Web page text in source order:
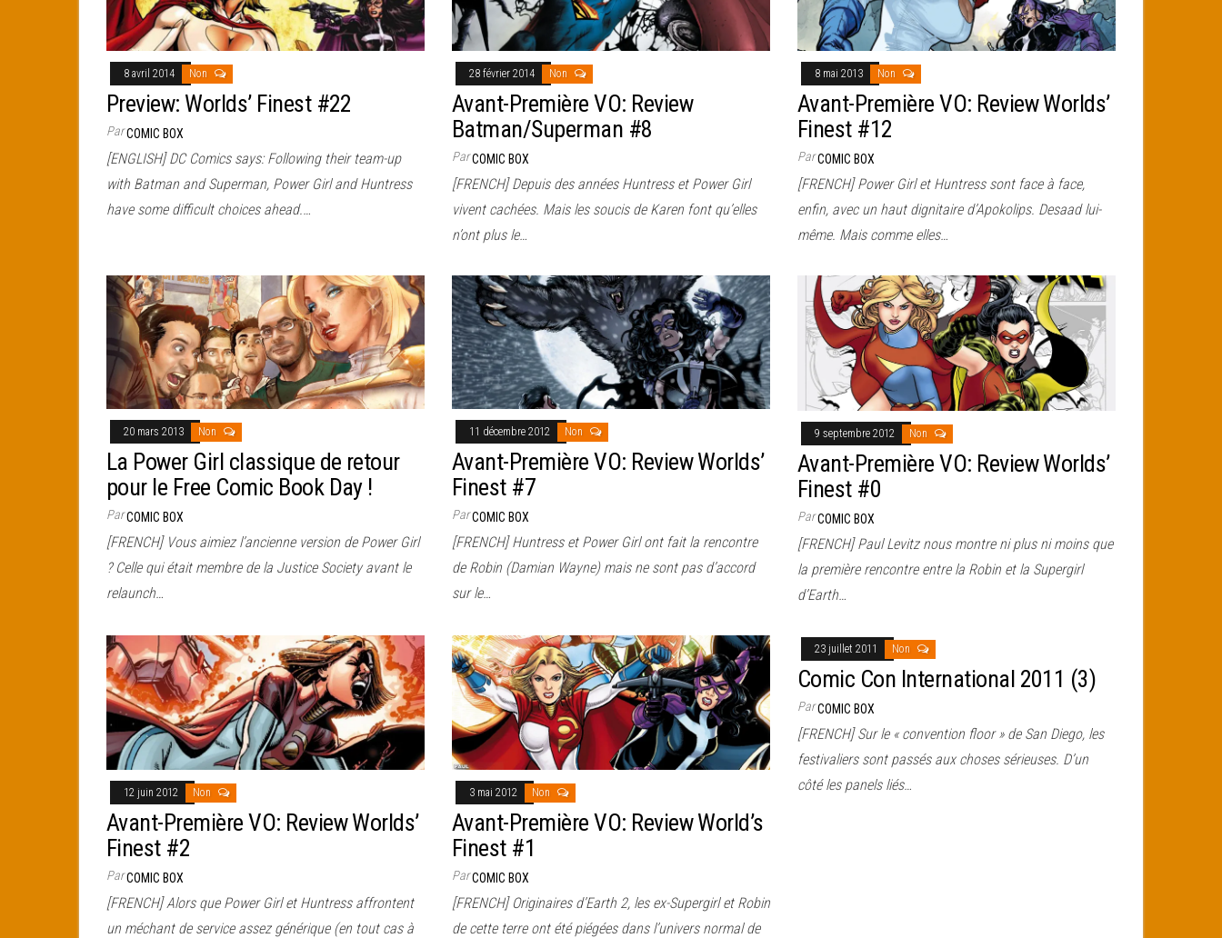
8 avril 2014 Non
Preview: Worlds’ Finest #22
ParCOMIC BOX
[ENGLISH] DC Comics says: Following their team-up
with Batman and Superman, Power Girl and Huntress
have some difficult choices ahead.…
28 février 2014 Non
Avant-Première VO: Review
Batman/Superman #8
ParCOMIC BOX
[FRENCH] Depuis des années Huntress et Power Girl
vivent cachées. Mais les soucis de Karen font qu’elles
n’ont plus le…
8 mai 2013 Non
Avant-Première VO: Review Worlds’
Finest #12
ParCOMIC BOX
[FRENCH] Power Girl et Huntress sont face à face,
enfin, avec un haut dignitaire d’Apokolips. Desaad lui-
même. Mais comme elles…
20 mars 2013 Non
La Power Girl classique de retour
pour le Free Comic Book Day !
ParCOMIC BOX
[FRENCH] Vous aimiez l’ancienne version de Power Girl
? Celle qui était membre de la Justice Society avant le
relaunch…
11 décembre 2012 Non
Avant-Première VO: Review Worlds’
Finest #7
ParCOMIC BOX
[FRENCH] Huntress et Power Girl ont fait la rencontre
de Robin (Damian Wayne) mais ne sont pas d’accord
sur le…
9 septembre 2012 Non
Avant-Première VO: Review Worlds’
Finest #0
ParCOMIC BOX
[FRENCH] Paul Levitz nous montre ni plus ni moins que
la première rencontre entre la Robin et la Supergirl
d’Earth…
12 juin 2012 Non
Avant-Première VO: Review Worlds’
Finest #2
ParCOMIC BOX
[FRENCH] Alors que Power Girl et Huntress affrontent
un méchant de service assez générique (en tout cas à
3 mai 2012 Non
Avant-Première VO: Review World’s
Finest #1
ParCOMIC BOX
[FRENCH] Originaires d’Earth 2, les ex-Supergirl et Robin
de cette terre ont été piégées dans l’univers normal de
23 juillet 2011 Non
Comic Con International 2011 (3)
ParCOMIC BOX
[FRENCH] Sur le « convention floor » de San Diego, les
festivaliers sont passés aux choses sérieuses. D’un
côté les panels liés…